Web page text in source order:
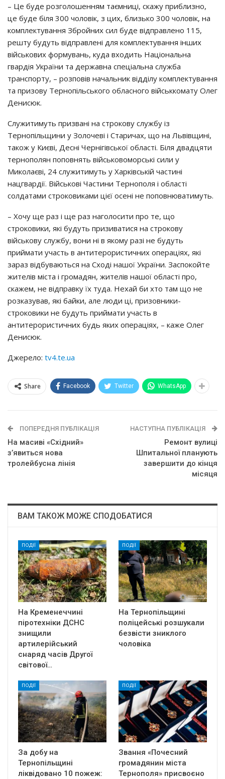
– Це буде розголошенням таємниці, скажу приблизно,
це буде біля 300 чоловік, з цих, близько 300 чоловік, на
комплектування Збройних сил буде відправлено 115,
решту будуть відправлені для комплектування інших
військових формувань, куда входить Національна
гвардія України та державна спеціальна служба
транспорту, – розповів начальник відділу комплектування
та призову Тернопільського обласного військкомату Олег
Денисюк.
Служитимуть призвані на строкову службу із
Тернопільщини у Золочеві і Старичах, що на Львівщині,
також у Києві, Десні Чернігівської області. Біля двадцяти
тернополян поповнять військовоморські сили у
Миколаєві, 24 служитимуть у Харківській частині
нацгвардії. Військові Частини Тернополя і області
солдатами строковиками цієї осені не поповнюватимуть.
– Хочу ще раз і ще раз наголосити про те, що
строковики, які будуть призиватися на строкову
військову службу, вони ні в якому разі не будуть
приймати участь в антитерористичних операціях, які
зараз відбуваються на Сході нашої України. Заспокойте
жителів міста і громадян, жителів нашої області про,
скажем, не відправку їх туда. Нехай би хто там що не
розказував, які байки, але люди ці, призовники-
строковики не будуть приймати участь в
антитерористичних будь яких операціях, – каже Олег
Денисюк.
Джерело: tv4.te.ua
Share Facebook Twitter WhatsApp
ПОПЕРЕДНЯ ПУБЛІКАЦІЯ
На масиві «Східний»
з’явиться нова
тролейбусна лінія
НАСТУПНА ПУБЛІКАЦІЯ
Ремонт вулиці
Шпитальної планують
завершити до кінця
місяця
ВАМ ТАКОЖ МОЖЕ СПОДОБАТИСЯ
ПОДІЇ
На Кременеччині
піротехніки ДСНС
знищили
артилерійський
снаряд часів Другої
світової…
ПОДІЇ
На Тернопільщині
поліцейські розшукали
безвісти зниклого
чоловіка
ПОДІЇ
За добу на
Тернопільщині
ліквідовано 10 пожеж:
ПОДІЇ
Звання «Почесний
громадянин міста
Тернополя» присвоєно